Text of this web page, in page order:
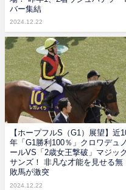
バー集結
2024.12.22
【ホープフルS（G1）展望】近
年「G1勝利100％」クロワデュノ
ールVS「2歳女王撃破」マジック
サンズ！ 非凡な才能を見せる無
敗馬が激突
2024.12.22